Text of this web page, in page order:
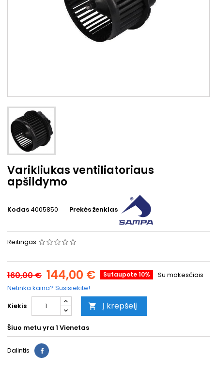
Varikliukas ventiliatoriaus
apšildymo
Kodas 4005850 Prekės ženklas
Reitingas
160,00 € 144,00 € Sutaupote 10%
Su mokesčiais
Netinka kaina? Susisiekite!
Kiekis
 Į krepšelį
Šiuo metu yra 1 Vienetas
Dalintis